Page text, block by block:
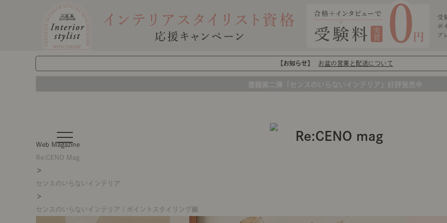
【お知らせ】 お盆の営業と配送について
書籍第二弾「センスのいらないインテリア」好評発売中
t
o
g
a
g
a
Web Magazine
Re:CENO Mag
＞
センスのいらないインテリア
＞
センスのいらないインテリア｜ポイントスタイリング編